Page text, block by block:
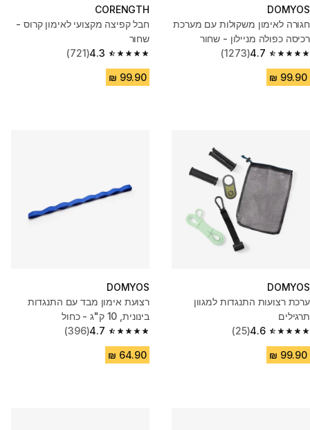
DOMYOS
חגורה לאימון משקולות עם מערכת
רכיסה כפולה מניילון - שחור
4.7
4.7 out of 5 stars from 1273 reviews
(1273)
CORENGTH
חבל קפיצה מקצועי לאימון קרוס -
שחור
4.3
4.3 out of 5 stars from 721 reviews
(721)
DOMYOS
ערכת רצועות התנגדות למגוון
תרגילים
4.6
4.6 out of 5 stars from 25 reviews
(25)
DOMYOS
רצועת אימון מבד עם התנגדות
בינונית, 10 ק"ג - כחול
4.7
4.7 out of 5 stars from 396 reviews
(396)